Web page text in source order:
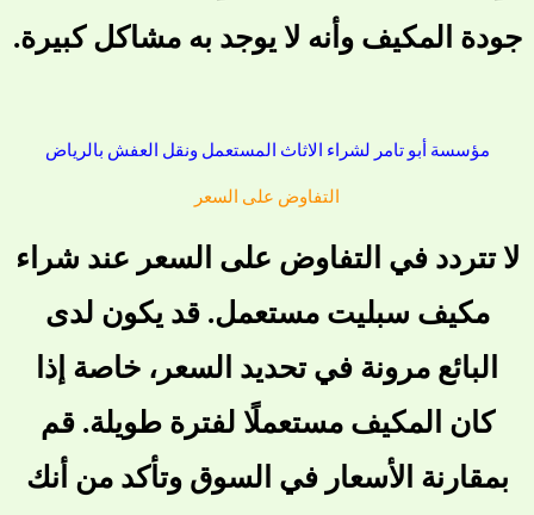
جودة المكيف وأنه لا يوجد به مشاكل كبيرة.
مؤسسة أبو تامر لشراء الاثاث المستعمل ونقل العفش بالرياض
التفاوض على السعر
لا تتردد في التفاوض على السعر عند شراء
مكيف سبليت مستعمل. قد يكون لدى
البائع مرونة في تحديد السعر، خاصة إذا
كان المكيف مستعملًا لفترة طويلة. قم
بمقارنة الأسعار في السوق وتأكد من أنك